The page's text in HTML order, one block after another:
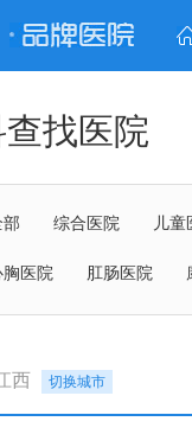
找医院
综合医院 儿童
胸医院 肛肠医院
西 切换城市